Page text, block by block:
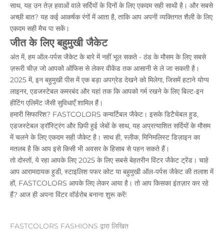
साथ, यह उन तेज़ हवाओं वाले सर्दियों के दिनों के लिए एकदम सही साथी है। और सबसे
अच्छी बात? यह कई आकर्षक रंगों में आता है, ताकि आप अपनी व्यक्तिगत शैली के लिए
एकदम सही मैच पा सकें।
जीत के लिए बहुमुखीजैकेट
अंत में, हम ऑल-पर्पस जैकेट के बारे में नहीं भूल सकते - ठंड के मौसम के लिए सबसे
ज़रूरी चीज़ जो आपको ऑफिस से लेकर वीकेंड तक आसानी से ले जा सकती है।
2025 में, इन बहुमुखी पीस में एक बड़ा अपग्रेड देखने को मिलेगा, जिसमें हटाने योग्य
लाइनर, एडजस्टेबल कमरबंद और यहां तक ​​कि आपको गर्म रखने के लिए बिल्ट-इन
हीटिंग एलिमेंट जैसी सुविधाएँ शामिल हैं।
हमारी सिफारिश? FASTCOLORS कन्वर्टिबल जैकेट। इसके डिटैचेबल हुड,
एडजस्टेबल ड्रॉस्ट्रिंग और छिपी हुई जेबों के साथ, यह अप्रत्याशित सर्दियों के मौसम
में चलने के लिए एकदम सही जैकेट है। साथ ही, स्लीक, मिनिमलिस्ट डिज़ाइन का
मतलब है कि आप इसे किसी भी अवसर के हिसाब से पहन सकते हैं।
तो दोस्तों, ये रहा आपके लिए 2025 के लिए सबसे बेहतरीन विंटर जैकेट ट्रेंड। चाहे
आप आरामदायक हुडी, स्टाइलिश पफर कोट या बहुमुखी ऑल-पर्पस जैकेट की तलाश में
हों, FASTCOLORS आपके लिए लेकर आया है। तो आप किसका इंतज़ार कर रहे
हैं? आज ही अपना विंटर वॉर्डरोब बनाना शुरू करें!
FASTCOLORS FASHIONS द्वारा लिखित